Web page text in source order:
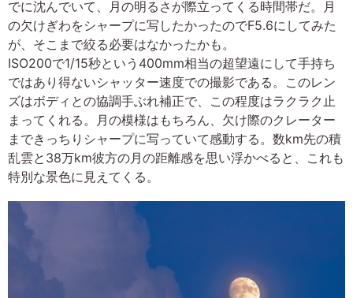
でに沈んでいて、月の明るさが際立ってくる時間帯だ。月
の欠けぎわをシャープに写したかったのでF5.6にしてみた
が、そこまで絞る必要はなかったかも。
ISO200で1/15秒という400mm相当の超望遠にして手持ち
ではあり得ないシャッター速度での撮影である。このレン
ズはボディとの協調手ぶれ補正で、この程度はラクラク止
まってくれる。月の模様はもちろん、欠け際のクレーター
まできっちりシャープに写っていて感動する。数km先の積
乱雲と38万km彼方の月の距離感を思い浮かべると、これも
特別な景色に見えてくる。